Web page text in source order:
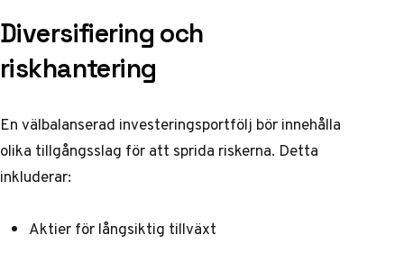
Diversifiering och
riskhantering
En välbalanserad investeringsportfölj bör innehålla
olika tillgångsslag för att sprida riskerna. Detta
inkluderar:
Aktier för långsiktig tillväxt